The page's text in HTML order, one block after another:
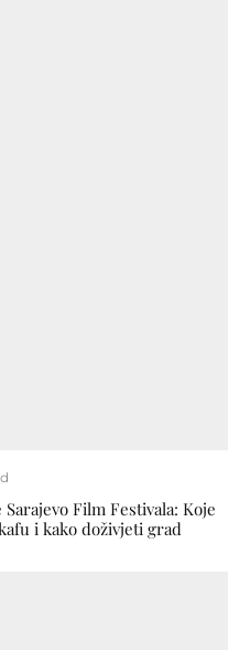
Film Festivala: Koje
i kako doživjeti grad